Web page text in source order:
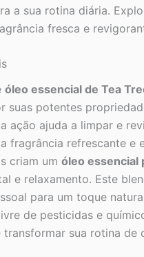
a sua rotina diária.
fresca e
óleo essencial de Tea
suas potentes
ação ajuda a limpar e
fragrância refrescante e
criam um óleo essencial
e relaxamento. Este
para um toque
de pesticidas e
transformar sua rotina de